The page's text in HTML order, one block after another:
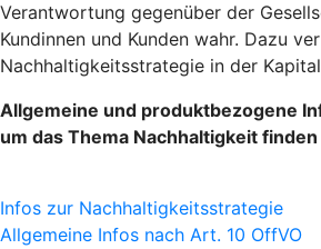
Verantwortung gegenüber der
Kundinnen und Kunden wahr. Dazu
Nachhaltigkeitsstrategie in der
Allgemeine und produktbezogene
um das Thema Nachhaltigkeit finden
Infos zur Nachhaltigkeitsstrategie
Allgemeine Infos nach Art. 10 OffVO